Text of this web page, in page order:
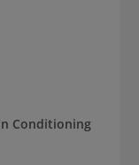
Conditioning